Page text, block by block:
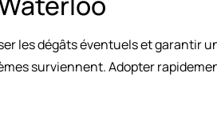
les dégâts éventuels et garantir
surviennent. Adopter